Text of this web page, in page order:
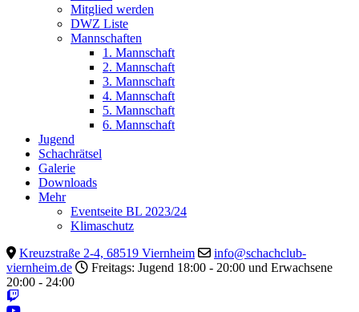
Mitglied werden
DWZ Liste
Mannschaften
1. Mannschaft
2. Mannschaft
3. Mannschaft
4. Mannschaft
5. Mannschaft
6. Mannschaft
Jugend
Schachrätsel
Galerie
Downloads
Mehr
Eventseite BL 2023/24
Klimaschutz
Kreuzstraße 2-4, 68519 Viernheim
info@schachclub-
viernheim.de
Freitags: Jugend 18:00 - 20:00 und Erwachsene
20:00 - 24:00